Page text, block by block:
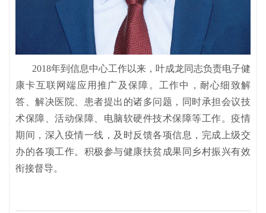
2018年到信息中心工作以来，叶成龙同志负责电子健
康卡互联网端应用推广及保障。工作中，耐心细致解
答、解决医院、患者提出的诸多问题，同时承担会议技
术保障、活动保障、电脑软硬件技术保障等工作。疫情
期间，深入疫情一线，及时反馈各项信息，完成上级交
办的各项工作。积极参与健康扶贫成果同乡村振兴有效
衔接督导。